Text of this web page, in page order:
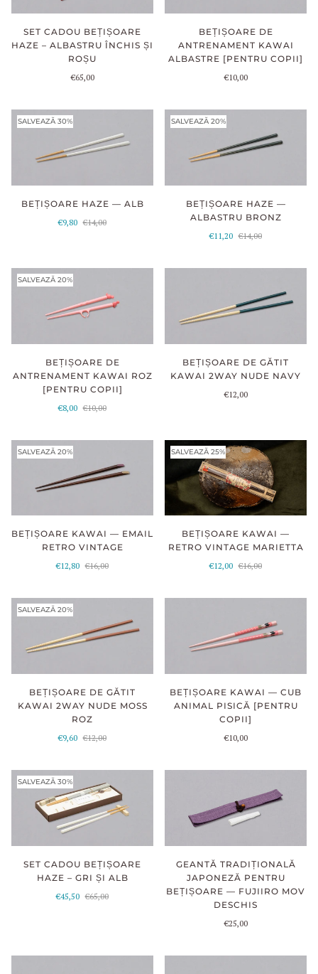
SET CADOU BEȚIȘOARE
HAZE – ALBASTRU ÎNCHIS ȘI
ROȘU
€65,00
BEȚIȘOARE DE
ANTRENAMENT KAWAI
ALBASTRE [PENTRU COPII]
€10,00
SALVEAZĂ 30%
BEȚIȘOARE HAZE — ALB
€9,80 €14,00
SALVEAZĂ 20%
BEȚIȘOARE HAZE —
ALBASTRU BRONZ
€11,20 €14,00
SALVEAZĂ 20%
BEȚIȘOARE DE
ANTRENAMENT KAWAI ROZ
[PENTRU COPII]
€8,00 €10,00
BEȚIȘOARE DE GĂTIT
KAWAI 2WAY NUDE NAVY
€12,00
SALVEAZĂ 20%
BEȚIȘOARE KAWAI — EMAIL
RETRO VINTAGE
€12,80 €16,00
SALVEAZĂ 25%
BEȚIȘOARE KAWAI —
RETRO VINTAGE MARIETTA
€12,00 €16,00
SALVEAZĂ 20%
BEȚIȘOARE DE GĂTIT
KAWAI 2WAY NUDE MOSS
ROZ
€9,60 €12,00
BEȚIȘOARE KAWAI — CUB
ANIMAL PISICĂ [PENTRU
COPII]
€10,00
SALVEAZĂ 30%
SET CADOU BEȚIȘOARE
HAZE – GRI ȘI ALB
€45,50 €65,00
GEANTĂ TRADIȚIONALĂ
JAPONEZĂ PENTRU
BEȚIȘOARE — FUJIIRO MOV
DESCHIS
€25,00